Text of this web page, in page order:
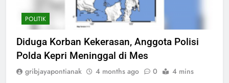
POLITIK
Diduga Korban Kekerasan, Anggota Polisi
Polda Kepri Meninggal di Mes
gribjayapontianak 4 months ago 0 4 mins